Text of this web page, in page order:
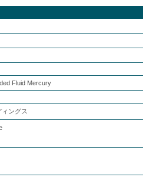
Fluid Mercury
ングス